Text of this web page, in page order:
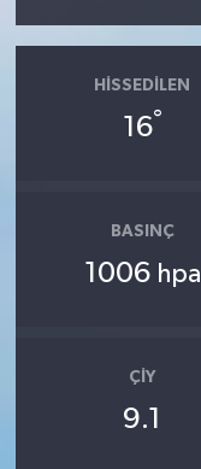
HISSEDILEN
16°
BASINÇ
1006 hpa
ÇIY
9.1